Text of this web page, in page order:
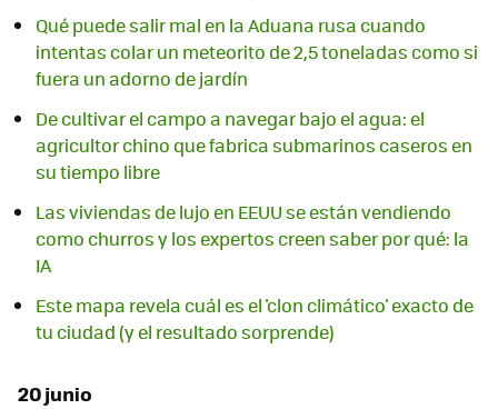
Qué puede salir mal en la Aduana rusa cuando
intentas colar un meteorito de 2,5 toneladas como si
fuera un adorno de jardín
De cultivar el campo a navegar bajo el agua: el
agricultor chino que fabrica submarinos caseros en
su tiempo libre
Las viviendas de lujo en EEUU se están vendiendo
como churros y los expertos creen saber por qué: la
IA
Este mapa revela cuál es el 'clon climático' exacto de
tu ciudad (y el resultado sorprende)
20 junio